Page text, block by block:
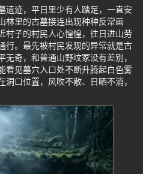
遗迹，平日里少有人踏足，一直安
林里的古墓接连出现种种反常画
村子的村民人心惶惶，往日进山劳
行。最先被村民发现的异常就是古
奇，和普通山野坟冢没有差别，
看见墓穴入口处不断升腾起白色雾
口位置，风吹不散、日晒不消，